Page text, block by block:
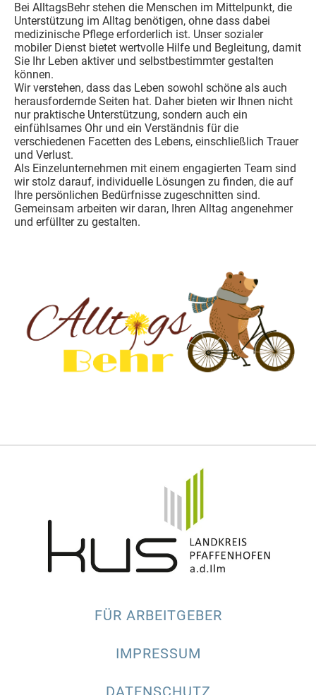
Bei AlltagsBehr stehen die Menschen im Mittelpunkt, die
Unterstützung im Alltag benötigen, ohne dass dabei
medizinische Pflege erforderlich ist. Unser sozialer
mobiler Dienst bietet wertvolle Hilfe und Begleitung, damit
Sie Ihr Leben aktiver und selbstbestimmter gestalten
können.
Wir verstehen, dass das Leben sowohl schöne als auch
herausfordernde Seiten hat. Daher bieten wir Ihnen nicht
nur praktische Unterstützung, sondern auch ein
einfühlsames Ohr und ein Verständnis für die
verschiedenen Facetten des Lebens, einschließlich Trauer
und Verlust.
Als Einzelunternehmen mit einem engagierten Team sind
wir stolz darauf, individuelle Lösungen zu finden, die auf
Ihre persönlichen Bedürfnisse zugeschnitten sind.
Gemeinsam arbeiten wir daran, Ihren Alltag angenehmer
und erfüllter zu gestalten.
FÜR ARBEITGEBER
IMPRESSUM